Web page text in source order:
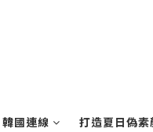
韓國連線 打造夏日偽